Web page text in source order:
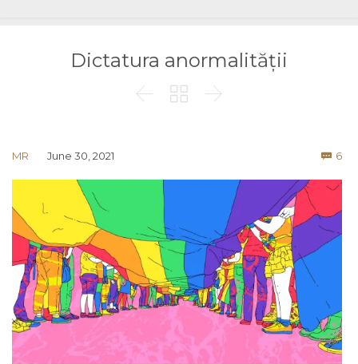
Dictatura anormalității
  
MR June 30, 2021  6